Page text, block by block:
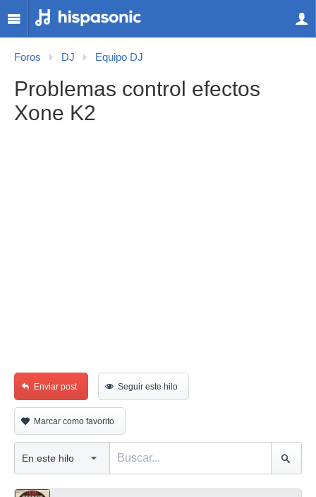
Foros DJ Equipo DJ
Problemas control efectos
Xone K2
Enviar post Seguir este hilo
Marcar como favorito